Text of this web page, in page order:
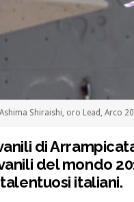
Ashima Shiraishi, oro Lead, Arco
di
del mondo
italiani.